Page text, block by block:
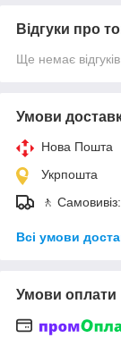
Відгуки про
Ще немає
Умови
Нова Пошта
Укрпошта
🚶 Самовивіз:
Всі умови
Умови оплати